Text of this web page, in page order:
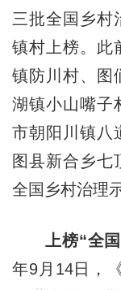
三批全国乡村
镇村上榜。此
镇防川村、图
湖镇小山嘴子
市朝阳川镇八
图县新合乡七
全国乡村治理
上榜“全
年9月14日，